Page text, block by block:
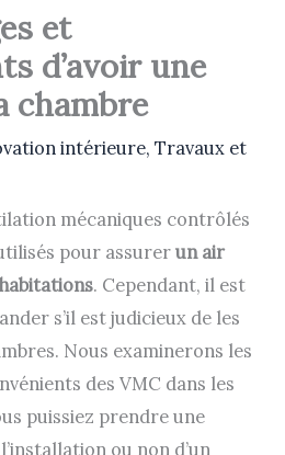
et
d’avoir une
chambre
intérieure,Travaux et
mécaniques contrôlés
pour assurerun air
. Cependant, il est
s’il est judicieux de les
Nous examinerons les
des VMC dans les
puissiez prendre une
ou non d’un